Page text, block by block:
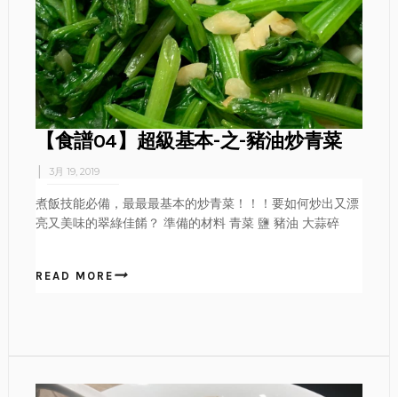
【食譜04】超級基本-之-豬油炒青菜
3月 19, 2019
煮飯技能必備，最最最基本的炒青菜！！！要如何炒出又漂
亮又美味的翠綠佳餚？ 準備的材料 青菜 鹽 豬油 大蒜碎
READ MORE